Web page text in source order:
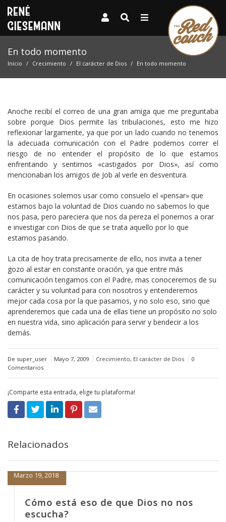
En todo momento
Inicio Crecimiento El carácter de Dios En todo momento
Anoche recibí el correo de una gran amiga que me preguntaba
sobre porque Dios permite las tribulaciones, esto me hizo
reflexionar largamente, ya que por un lado cuando no tenemos
la adecuada comunicación con el Padre podemos correr el
riesgo de no entender el propósito de lo que estamos
enfrentando y sentirnos «castigados por Dios», así como
mencionaban los amigos de Job al verle en desventura.
En ocasiones solemos usar como consuelo el «pensar» que
estamos bajo la voluntad de Dios cuando no sabemos lo que
nos pasa, pero pareciera que nos da pereza el ponernos a orar
e investigar con Dios de que se trata aquello por lo que
estamos pasando.
La cita de hoy trata precisamente de ello, nos invita a tener
gozo al estar en constante oración, ya que entre más
comunicación tengamos con el Padre, mas conoceremos de su
carácter y su voluntad para con nosotros y entenderemos
mejor cada cosa por la que pasamos, y no solo eso, sino que
aprenderemos que cada una de ellas tiene un propósito no solo
en nuestra vida, sino aplicación para servir y bendecir a los
demás.
De super_user Mayo 7, 2009 Crecimiento, El carácter de Dios
0
Comentarios
¡Comparte esta entrada, elige tu plataforma!
Relacionados
Cómo está eso de que Dios no nos
escucha?
Marzo 19, 2018